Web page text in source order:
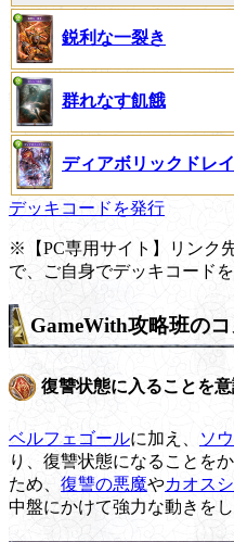
鋭利な一裂き
群れなす飢餓
ディアボリックドレ
デッキコードを発行
※【PC専用サイト】リンク
で、ご自身でデッキコード
GameWith攻略班のコ
復讐状態に入ることを
ベルフェゴールに加え、 ソ
り、復讐状態になることを
ため、 復讐の悪魔やカオス
中盤にかけて強力な動きを